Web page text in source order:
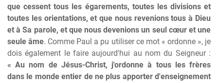
que cessent tous les égarements, toutes les divisions et
toutes les orientations, et que nous revenions tous à Dieu
et à Sa parole, et que nous devenions un seul cœur et une
seule âme. Comme Paul a pu utiliser ce mot « ordonne », je
dois également le faire aujourd'hui au nom du Seigneur :
« Au nom de Jésus-Christ, j'ordonne à tous les frères
dans le monde entier de ne plus apporter d'enseignement